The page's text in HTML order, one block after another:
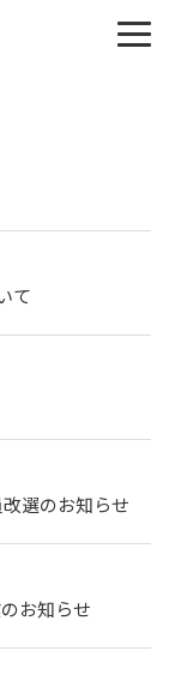
て
選のお知らせ
お知らせ